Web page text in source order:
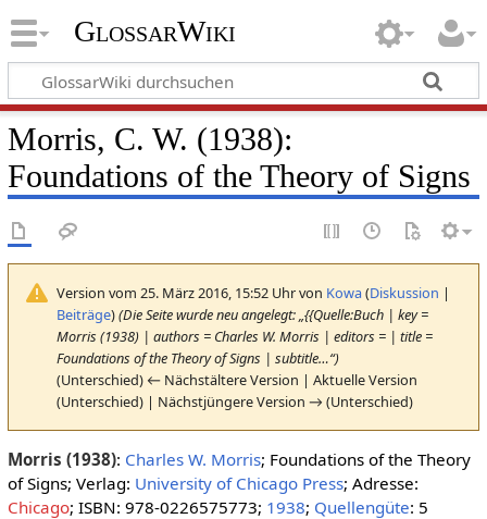
GlossarWiki
Morris, C. W. (1938):
Foundations of the Theory of Signs
Version vom 25. März 2016, 15:52 Uhr von Kowa(Diskussion |
Beiträge)(Die Seite wurde neu angelegt: „{{Quelle:Buch | key =
Morris (1938) | authors = Charles W. Morris | editors = | title =
Foundations of the Theory of Signs | subtitle…“)
(Unterschied) ← Nächstältere Version | Aktuelle Version
(Unterschied) | Nächstjüngere Version → (Unterschied)
Morris (1938): Charles W. Morris; Foundations of the Theory
of Signs; Verlag: University of Chicago Press; Adresse:
Chicago; ISBN: 978-0226575773; 1938; Quellengüte: 5